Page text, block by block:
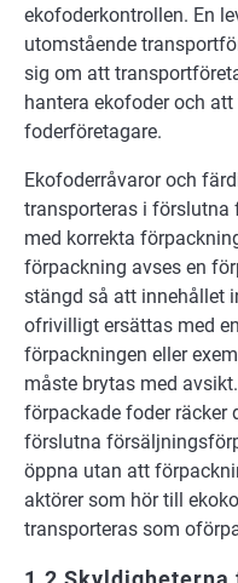
ekofoderkontrollen. En
utomstående
sig om att
hantera ekofoder och
foderföretagare.
Ekofoderråvaror och
transporteras i förslutna
med korrekta
förpackning avses en
stängd så att innehållet
ofrivilligt ersättas med
förpackningen eller
måste brytas med
förpackade foder räcker
förslutna
öppna utan att
aktörer som hör till
transporteras som